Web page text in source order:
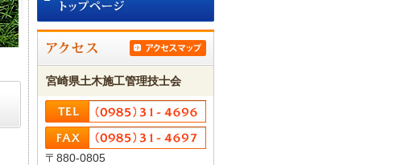
宮崎県土木施工管理技士会
〒880-0805